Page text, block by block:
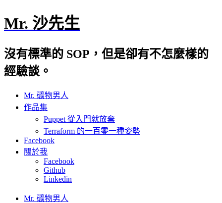
Mr. 沙先生
沒有標準的 SOP，但是卻有不怎麼樣的
經驗談。
Mr. 礦物男人
作品集
Puppet 從入門就放棄
Terraform 的一百零一種姿勢
Facebook
關於我
Facebook
Github
Linkedin
Mr. 礦物男人